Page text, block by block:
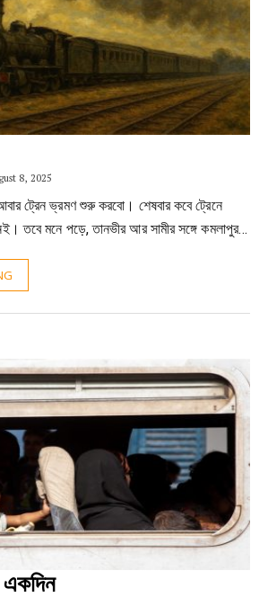
8, 2025
ট্রেন ভ্রমণ শুরু করবো। শেষবার কবে ট্রেনে
তবে মনে পড়ে, তানভীর আর সামীর সঙ্গে কমলাপুর…
একদিন